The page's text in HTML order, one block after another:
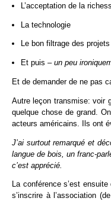
L’acceptation de la
La technologie
Le bon filtrage des
Et puis –un peu
Et de demander de ne pas
Autre leçon transmise: voir
quelque chose de grand.
acteurs américains. Ils ont
J’ai surtout remarqué et
langue de bois, un franc-
c’est apprécié.
La conférence s’est
s’inscrire à l’association